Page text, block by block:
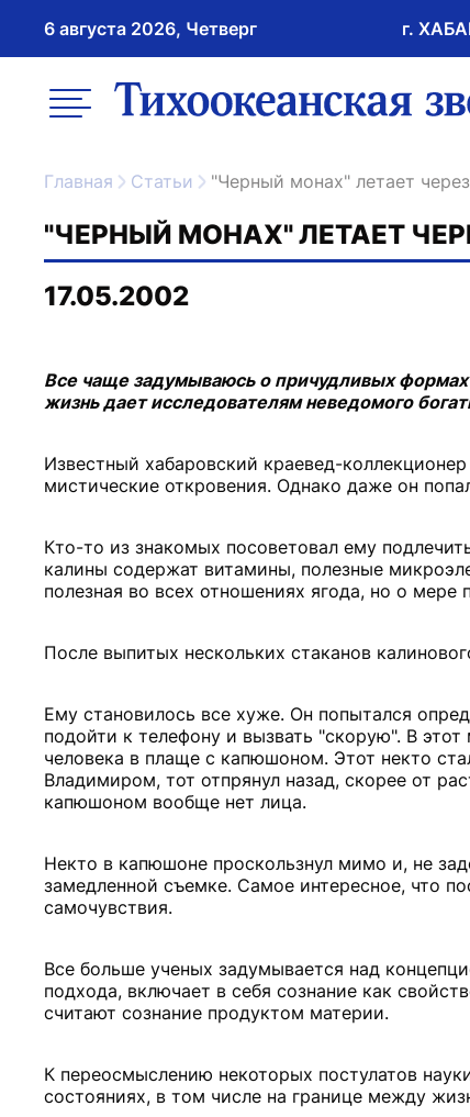
6 августа 2026, Четверг г.
меню ссылка на
Главная Статьи "Черный монах" летает
"ЧЕРНЫЙ МОНАХ" ЛЕТАЕТ
17.05.2002
Все чаще задумываюсь о причудливых
жизнь дает исследователям неведомого
Известный хабаровский краевед-
мистические откровения. Однако даже он
Кто-то из знакомых посоветовал ему
калины содержат витамины, полезные
полезная во всех отношениях ягода, но о
После выпитых нескольких стаканов
Ему становилось все хуже. Он попытался
подойти к телефону и вызвать "скорую". В
человека в плаще с капюшоном. Этот некто
Владимиром, тот отпрянул назад, скорее от
капюшоном вообще нет лица.
Некто в капюшоне проскользнул мимо и, не
замедленной съемке. Самое интересное, что
самочувствия.
Все больше ученых задумывается над
подхода, включает в себя сознание как
считают сознание продуктом материи.
К переосмыслению некоторых постулатов
состояниях, в том числе на границе между